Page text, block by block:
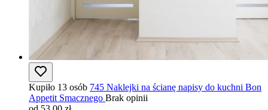
Kupiło 13 osób 745 Naklejki na ścianę napisy do kuchni Bon
Appetit Smacznego Brak opinii